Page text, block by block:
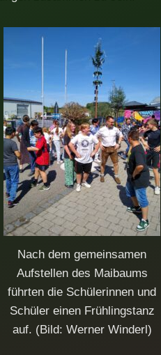
Nach dem gemeinsamen
Aufstellen des Maibaums
führten die Schülerinnen und
Schüler einen Frühlingstanz
auf. (Bild: Werner Winderl)